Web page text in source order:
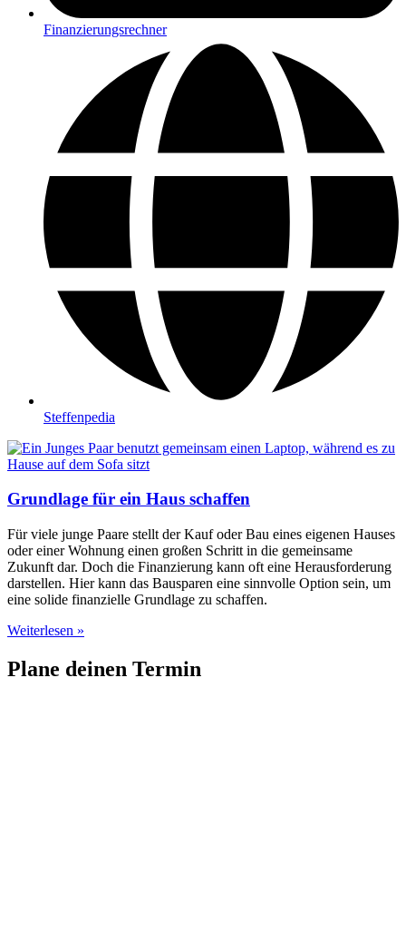
Finanzierungsrechner
Steffenpedia
Grundlage für ein Haus schaffen
Für viele junge Paare stellt der Kauf oder Bau eines eigenen Hauses
oder einer Wohnung einen großen Schritt in die gemeinsame
Zukunft dar. Doch die Finanzierung kann oft eine Herausforderung
darstellen. Hier kann das Bausparen eine sinnvolle Option sein, um
eine solide finanzielle Grundlage zu schaffen.
Weiterlesen »
Plane deinen Termin